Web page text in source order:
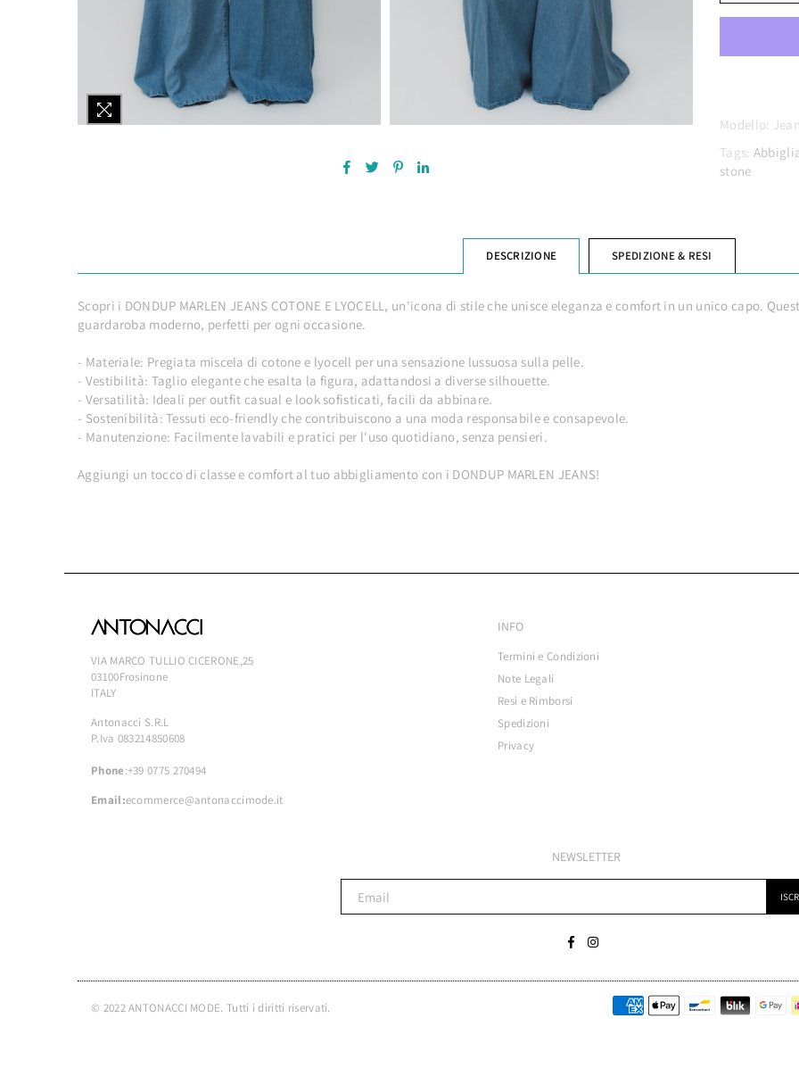
Modello:
Tags:
stone
DESCRIZIONE SPEDIZIONE & RESI
Scopri i DONDUP MARLEN JEANS COTONE E LYOCELL, un'icona di stile che unisce eleganza e comfort in un unico capo.
guardaroba moderno, perfetti per ogni occasione.
- Materiale: Pregiata miscela di cotone e lyocell per una sensazione lussuosa sulla pelle.
- Vestibilità: Taglio elegante che esalta la figura, adattandosi a diverse silhouette.
- Versatilità: Ideali per outfit casual e look sofisticati, facili da abbinare.
- Sostenibilità: Tessuti eco-friendly che contribuiscono a una moda responsabile e consapevole.
- Manutenzione: Facilmente lavabili e pratici per l'uso quotidiano, senza pensieri.
Aggiungi un tocco di classe e comfort al tuo abbigliamento con i DONDUP MARLEN JEANS!
VIA MARCO TULLIO CICERONE,25
03100Frosinone
ITALY
Antonacci S.R.L
P.Iva 083214850608
Phone:+39 0775 270494
Email:ecommerce@antonaccimode.it
INFO
Termini e Condizioni
Note Legali
Resi e Rimborsi
Spedizioni
Privacy
NEWSLETTER
FacebookInstagram
© 2022 ANTONACCI MODE. Tutti i diritti riservati.